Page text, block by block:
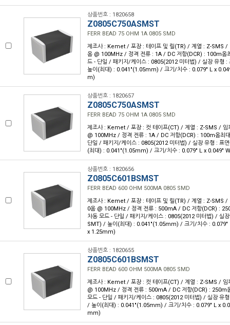
상품번호 : 1820658
Z0805C750ASMST
FERR BEAD 75 OHM 1A 0805 SMD
제조사 : Kemet / 포장 : 테이프 및 릴(TR) / 계열 : Z-SMS /
옴 @ 100MHz / 정격 전류 : 1A / DC 저항(DCR) : 100m옴
드 - 단일 / 패키지/케이스 : 0805(2012 미터법) / 실장 유형
높이(최대) : 0.041"(1.05mm) / 크기/치수 : 0.079" L x
m)
상품번호 : 1820657
Z0805C750ASMST
FERR BEAD 75 OHM 1A 0805 SMD
제조사 : Kemet / 포장 : 컷 테이프(CT) / 계열 : Z-SMS / 임
@ 100MHz / 정격 전류 : 1A / DC 저항(DCR) : 100m옴최
단일 / 패키지/케이스 : 0805(2012 미터법) / 실장 유형 : 표
(최대) : 0.041"(1.05mm) / 크기/치수 : 0.079" L x 0.049"
상품번호 : 1820656
Z0805C601BSMST
FERR BEAD 600 OHM 500MA 0805 SMD
제조사 : Kemet / 포장 : 테이프 및 릴(TR) / 계열 : Z-SMS /
0옴 @ 100MHz / 정격 전류 : 500mA / DC 저항(DCR) :
차동 모드 - 단일 / 패키지/케이스 : 0805(2012 미터법) / 실
SMT) / 높이(최대) : 0.041"(1.05mm) / 크기/치수 :
x 1.25mm)
상품번호 : 1820655
Z0805C601BSMST
FERR BEAD 600 OHM 500MA 0805 SMD
제조사 : Kemet / 포장 : 컷 테이프(CT) / 계열 : Z-SMS / 임
@ 100MHz / 정격 전류 : 500mA / DC 저항(DCR) : 250m
모드 - 단일 / 패키지/케이스 : 0805(2012 미터법) / 실장 유
/ 높이(최대) : 0.041"(1.05mm) / 크기/치수 : 0.079" L x
mm)